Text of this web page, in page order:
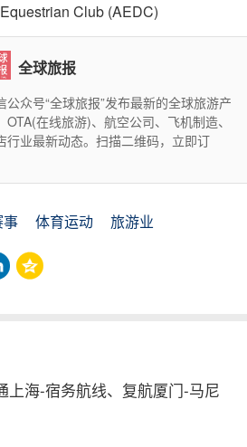
Club (AEDC)
全球旅报
公众号“全球旅报”发布最新的全球旅游产
OTA(在线旅游)、航空公司、飞机制造、
行业最新动态。扫描二维码，立即订
事 体育运动
旅游业
上海-宿务航线、复航厦门-马尼